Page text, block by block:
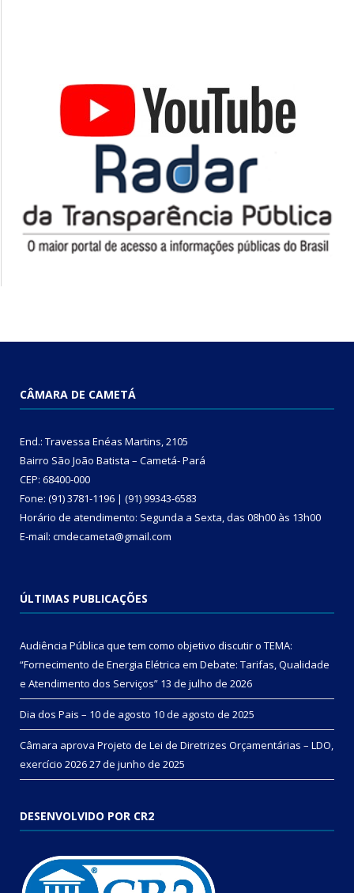
CÂMARA DE CAMETÁ
End.: Travessa Enéas Martins, 2105
Bairro São João Batista – Cametá- Pará
CEP: 68400-000
Fone: (91) 3781-1196 | (91) 99343-6583
Horário de atendimento: Segunda a Sexta, das 08h00 às 13h00
E-mail: cmdecameta@gmail.com
ÚLTIMAS PUBLICAÇÕES
Audiência Pública que tem como objetivo discutir o TEMA:
“Fornecimento de Energia Elétrica em Debate: Tarifas, Qualidade
e Atendimento dos Serviços” 13 de julho de 2026
Dia dos Pais – 10 de agosto 10 de agosto de 2025
Câmara aprova Projeto de Lei de Diretrizes Orçamentárias – LDO,
exercício 202627 de junho de 2025
DESENVOLVIDO POR CR2